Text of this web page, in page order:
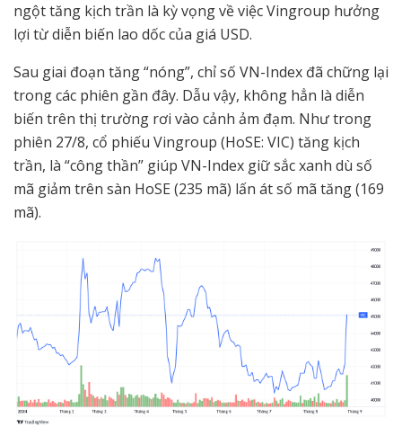
ngột tăng kịch trần là kỳ vọng về việc Vingroup hưởng
lợi từ diễn biến lao dốc của giá USD.
Sau giai đoạn tăng “nóng”, chỉ số VN-Index đã chững lại
trong các phiên gần đây. Dẫu vậy, không hẳn là diễn
biến trên thị trường rơi vào cảnh ảm đạm. Như trong
phiên 27/8, cổ phiếu Vingroup (HoSE: VIC) tăng kịch
trần, là “công thần” giúp VN-Index giữ sắc xanh dù số
mã giảm trên sàn HoSE (235 mã) lấn át số mã tăng (169
mã).